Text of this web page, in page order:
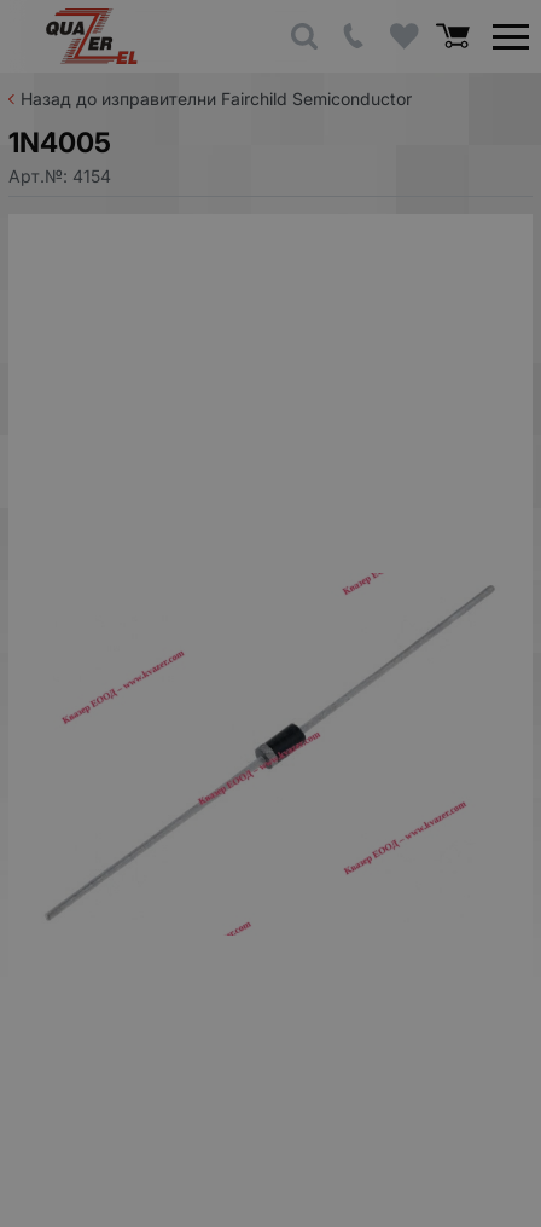
Назад до изправителни Fairchild Semiconductor
1N4005
Арт.№: 4154